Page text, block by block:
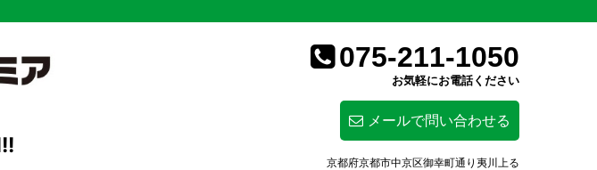
075-211-1050
お気軽にお電話ください
メールで問い合わせる
京都府京都市中京区御幸町通り夷川上る